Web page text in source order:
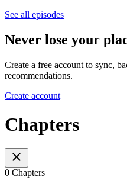
See all episodes
Never lose your
Create a free account to sync,
recommendations.
Create account
Chapters
0 Chapters